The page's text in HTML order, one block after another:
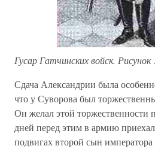
Гусар Гатчинских войск. Рисунок
Сдача Александрии была
что у Суворова был
Он желал этой торжественности
дней перед этим в армию
подвигах второй сын